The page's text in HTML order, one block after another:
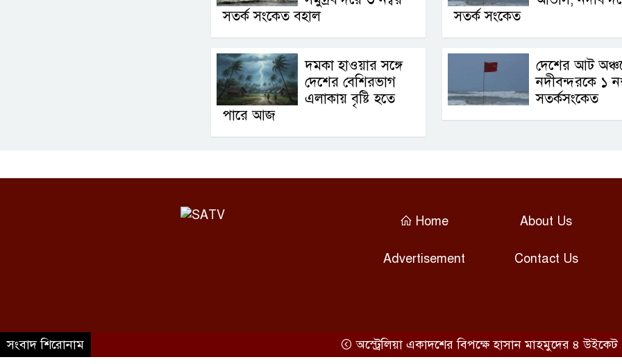
সতর্ক সংকেত বহাল
সতর্ক সংকেত
দমকা হাওয়ার সঙ্গে
দেশের বেশিরভাগ
এলাকায় বৃষ্টি হতে
পারে আজ
দেশের আট
নদীবন্দরকে ১
সতর্কসংকেত
Home About Us
Advertisement Contact Us
©SATV 2026 All rights reserved
সংবাদ শিরোনাম অস্ট্রেলিয়া একাদশের বিপক্ষে হাসান মাহমুদের ৪ উইকেট